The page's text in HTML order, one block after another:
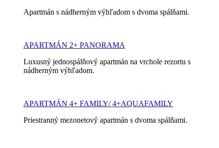
Apartmán s nádherným výhľadom s dvoma spálňami.
APARTMÁN 2+ PANORAMA
Luxusný jednospálňový apartmán na vrchole rezortu s
nádherným výhľadom.
APARTMÁN 4+ FAMILY/ 4+AQUAFAMILY
Priestranný mezonetový apartmán s dvoma spálňami.